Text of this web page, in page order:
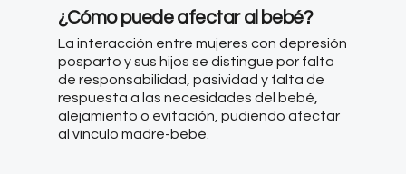
¿Cómo puede afectar al bebé?
La interacción entre mujeres con depresión
posparto y sus hijos se distingue por falta
de responsabilidad, pasividad y falta de
respuesta a las necesidades del bebé,
alejamiento o evitación, pudiendo afectar
al vínculo madre-bebé.